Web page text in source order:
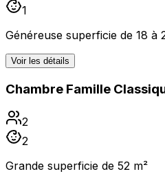
1
Généreuse superficie de 18 à
Voir les détails
Chambre Famille
2
2
Grande superficie de 52 m²